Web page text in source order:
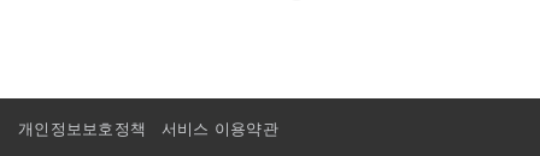
개인정보보호정책 서비스 이용약관